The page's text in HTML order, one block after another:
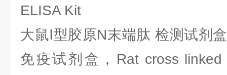
ELISA Kit
大鼠Ⅰ型胶原N末端肽 检测试剂
免疫试剂盒，Rat cross linked